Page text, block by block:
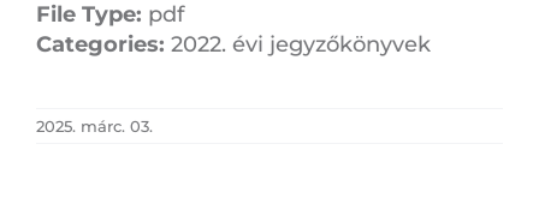
File Type: pdf
Categories: 2022. évi jegyzőkönyvek
2025. márc. 03.